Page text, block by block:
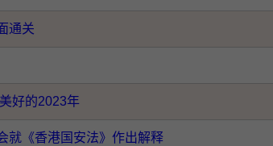
通关
好的2023年
就《香港国安法》作出解释